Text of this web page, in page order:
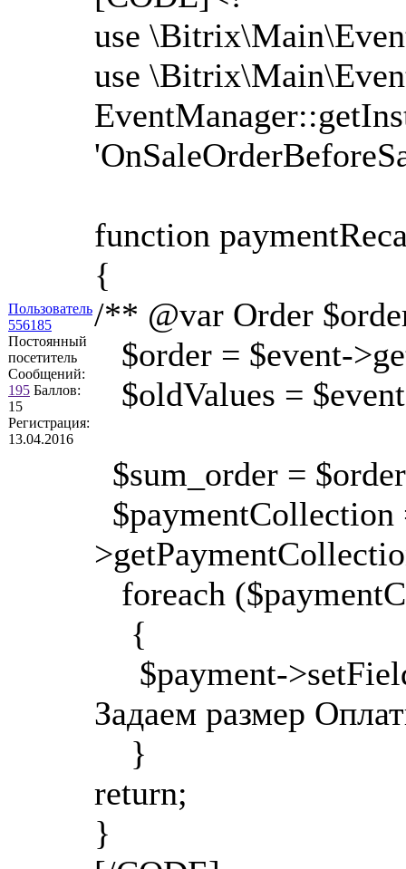
Пользователь
556185
Постоянный
посетитель
Сообщений:
195 Баллов:
15
Регистрация:
13.04.2016
use
use
function
{
/** @var Order
$order = $event-
$oldValues =
$sum_order =
$paymentCollection
foreach
{
$payment-
Задаем размер
}
return;
}